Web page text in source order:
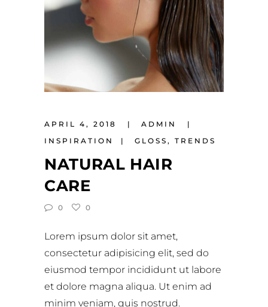
APRIL 4, 2018
ADMIN
INSPIRATION
GLOSS , TRENDS
NATURAL HAIR
CARE
0 0
Lorem ipsum dolor sit amet,
consectetur adipisicing elit, sed do
eiusmod tempor incididunt ut labore
et dolore magna aliqua. Ut enim ad
minim veniam, quis nostrud.